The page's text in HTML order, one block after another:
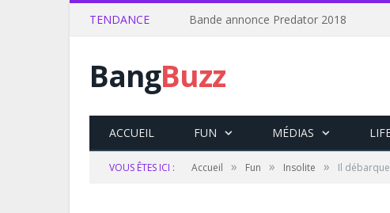
TENDANCE Bande annonce Predator 2018
BangBuzz
ACCUEIL FUN MÉDIAS
VOUS ÊTES ICI : Accueil » Fun » Insolite » Il